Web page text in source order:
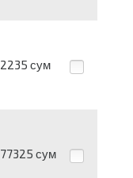
2235 сум
77325 сум